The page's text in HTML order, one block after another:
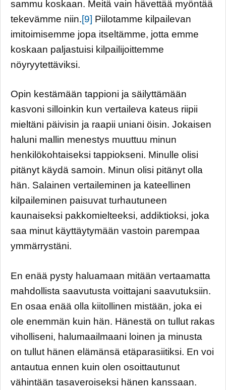
sammu koskaan. Meitä vain hävettää myöntää
tekevämme niin.[9] Piilotamme kilpailevan
imitoimisemme jopa itseltämme, jotta emme
koskaan paljastuisi kilpailijoittemme
nöyryytettäviksi.
Opin kestämään tappioni ja säilyttämään
kasvoni silloinkin kun vertaileva kateus riipii
mieltäni päivisin ja raapii uniani öisin. Jokaisen
haluni mallin menestys muuttuu minun
henkilökohtaiseksi tappiokseni. Minulle olisi
pitänyt käydä samoin. Minun olisi pitänyt olla
hän. Salainen vertaileminen ja kateellinen
kilpaileminen paisuvat turhautuneen
kaunaiseksi pakkomielteeksi, addiktioksi, joka
saa minut käyttäytymään vastoin parempaa
ymmärrystäni.
En enää pysty haluamaan mitään vertaamatta
mahdollista saavutusta voittajani saavutuksiin.
En osaa enää olla kiitollinen mistään, joka ei
ole enemmän kuin hän. Hänestä on tullut rakas
viholliseni, halumaailmaani loinen ja minusta
on tullut hänen elämänsä etäparasiitiksi. En voi
antautua ennen kuin olen osoittautunut
vähintään tasaveroiseksi hänen kanssaan.